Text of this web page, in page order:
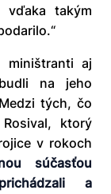
takým
miništranti aj
na jeho
tých, čo
ktorý
v rokoch
súčasťou
a